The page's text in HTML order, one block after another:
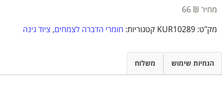
66 ₪
מק"ט: KUR10289 קטגוריות: חומרי הדברה לצמחים, ציוד גינה
הנחיות שימוש משלוח